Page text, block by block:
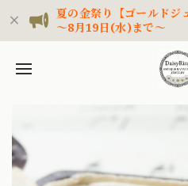
夏の金祭り【ゴールド
～8月19日(水)まで～